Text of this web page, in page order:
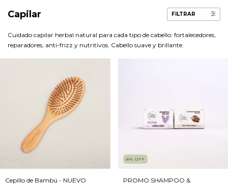
Capilar FILTRAR
Cuidado capilar herbal natural para cada tipo de cabello: fortalecedores,
reparadores, anti-frizz y nutritivos. Cabello suave y brillante.
Cepillo de Bambú - NUEVO
8% OFF
PROMO SHAMPOO &